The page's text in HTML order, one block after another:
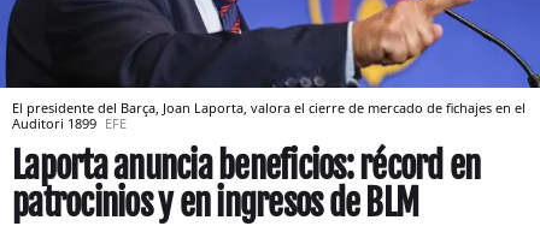
El presidente del Barça, Joan Laporta, valora el cierre de mercado de fichajes en el
Auditori 1899 EFE
Laporta anuncia beneficios: récord en
patrocinios y en ingresos de BLM